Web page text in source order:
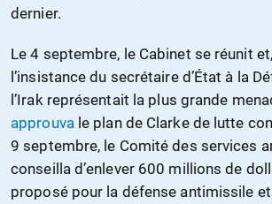
dernier.
Le 4 septembre, le Cabinet se réunit
l’insistance du secrétaire d’État à la
l’Irak représentait la plus grande
approuva le plan de Clarke de lutte
9 septembre, le Comité des services
conseilla d’enlever 600 millions de
proposé pour la défense antimissile